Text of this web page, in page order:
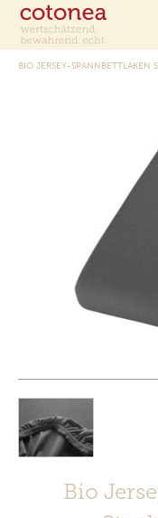
BIO JERSEY-SPANNBETTLAKEN
Bio